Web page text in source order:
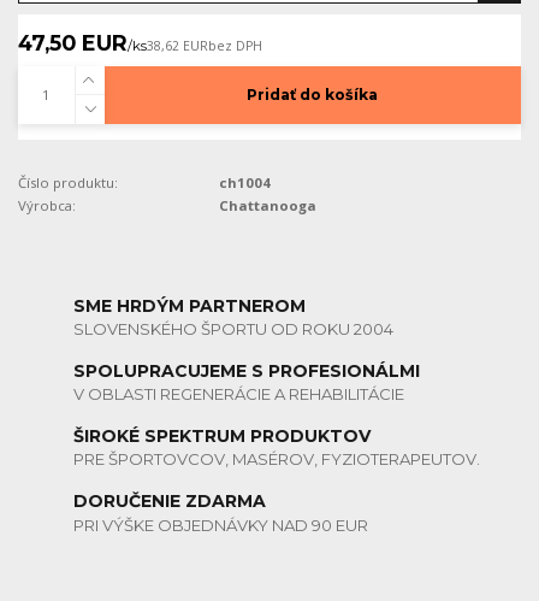
47,50 EUR/ks38,62 EURbez DPH
Pridať do košíka
Číslo produktu:
ch1004
Výrobca:
Chattanooga
SME HRDÝM PARTNEROM
SLOVENSKÉHO ŠPORTU OD ROKU 2004
SPOLUPRACUJEME S PROFESIONÁLMI
V OBLASTI REGENERÁCIE A REHABILITÁCIE
ŠIROKÉ SPEKTRUM PRODUKTOV
PRE ŠPORTOVCOV, MASÉROV, FYZIOTERAPEUTOV.
DORUČENIE ZDARMA
PRI VÝŠKE OBJEDNÁVKY NAD 90 EUR